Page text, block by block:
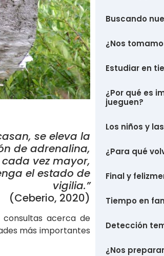
se eleva la
de adrenalina,
vez mayor,
el estado de
vigilia.”
(Ceberio, 2020)
consultas acerca de
más importantes
Buscando
¿Nos
Estudiar en
¿Por qué es
jueguen?
Los niños y
¿Para qué
Final y
Tiempo en
Detección
¿Nos